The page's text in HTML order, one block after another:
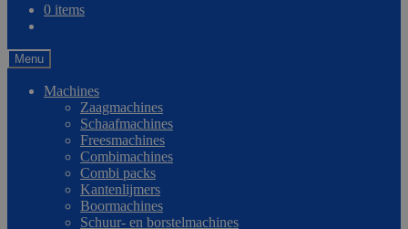
0 items
Menu
Machines
Zaagmachines
Schaafmachines
Freesmachines
Combimachines
Combi packs
Kantenlijmers
Boormachines
Schuur- en borstelmachines